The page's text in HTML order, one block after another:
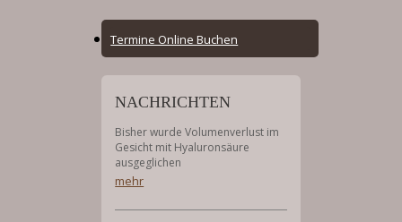
Online
Menu
Termine Online Buchen
NACHRICHTEN
Bisher wurde Volumenverlust im
Gesicht mit Hyaluronsäure
ausgeglichen
mehr